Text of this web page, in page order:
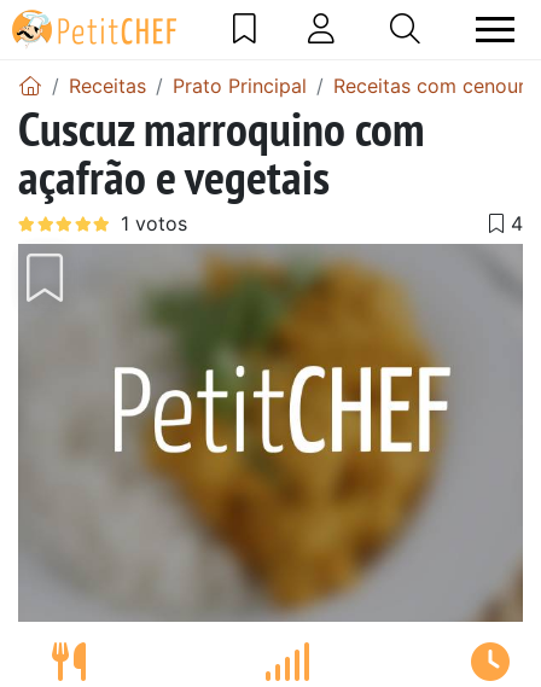
Receitas Prato Principal Receitas com cenoura
Cuscuz marroquino com
açafrão e vegetais